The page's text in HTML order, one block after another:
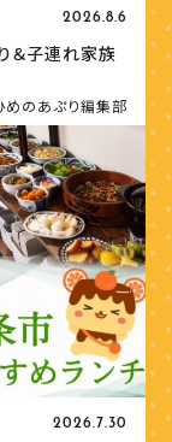
2026.8.6
＆子連れ家族
めのあぷり編集部
2026.7.30